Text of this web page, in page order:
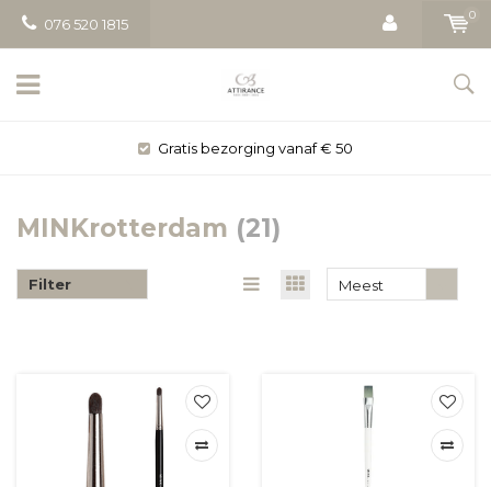
076 520 1815
0
Gratis bezorging vanaf € 50
MINKrotterdam (21)
Filter
Meest